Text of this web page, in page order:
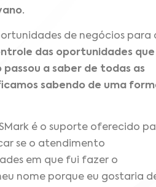
de negócios para
das oportunidades que
passou a saber de todas as
sabendo de uma
é o suporte oferecido
se o atendimento
em que fui fazer o
nome porque eu gostaria